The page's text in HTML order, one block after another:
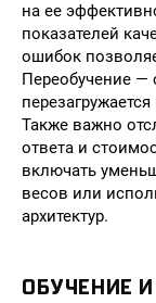
на ее
показателей
ошибок
Переобучение —
Также важно
ответа и
включать
весов или
архитектур.
ОБУЧЕНИЕ